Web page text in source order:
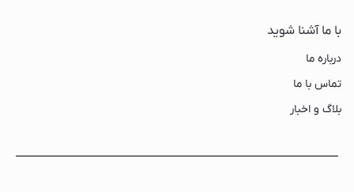
با ما آشنا شوید
درباره ما
تماس با ما
بلاگ و اخبار